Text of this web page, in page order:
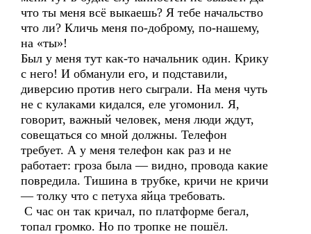
что ты меня всё выкаешь? Я тебе начальство
что ли? Кличь меня по-доброму, по-нашему,
на «ты»!
Был у меня тут как-то начальник один. Крику
с него! И обманули его, и подставили,
диверсию против него сыграли. На меня чуть
не с кулаками кидался, еле угомонил. Я,
говорит, важный человек, меня люди ждут,
совещаться со мной должны. Телефон
требует. А у меня телефон как раз и не
работает: гроза была — видно, провода какие
повредила. Тишина в трубке, кричи не кричи
— толку что с петуха яйца требовать.
С час он так кричал, по платформе бегал,
топал громко. Но по тропке не пошёл.